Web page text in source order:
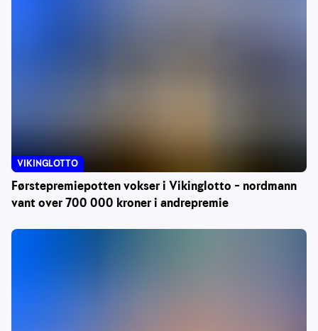
Førstepremiepotten vokser i Vikinglotto – nordmann
vant over 700 000 kroner i andrepremie
VIKINGLOTTO